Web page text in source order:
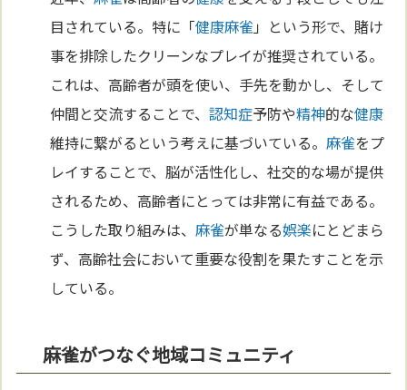
目されている。特に「健康麻雀 」という形で、賭け
事を排除したクリーンなプレイが推奨されている。
これは、高齢者が頭を使い、手先を動かし、そして
仲間と交流することで、認知症予防や精神的な健康
維持に繋がるという考えに基づいている。 麻雀をプ
レイすることで、脳が活性化し、社交的な場が提供
されるため、高齢者にとっては非常に有益である。
こうした取り組みは、 麻雀が単なる娯楽にとどまら
ず、高齢社会において重要な役割を果たすことを示
している。
麻雀がつなぐ地域コミュニティ